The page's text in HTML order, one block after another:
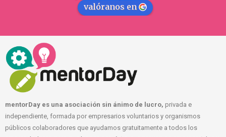
valóranos en
mentorDay es una asociación sin ánimo de lucro, privada e
independiente, formada por empresarios voluntarios y organismos
públicos colaboradores que ayudamos gratuitamente a todos los